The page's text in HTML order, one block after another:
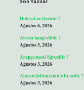
Son Yazılar
Dideral ne ilacıdır ?
Ağustos 6, 2026
Avesta hangi dilde ?
Ağustos 5, 2026
Arapça nasıl öğrenilir ?
Ağustos 3, 2026
Afacan kelimesinin zıttı nedir ?
Ağustos 3, 2026